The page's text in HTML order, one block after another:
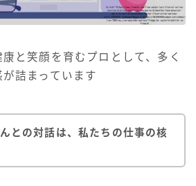
と笑顔を育むプロとして、多く
詰まっています
との対話は、私たちの仕事の核